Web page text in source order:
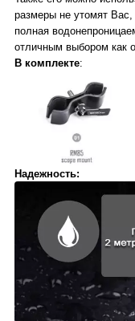
размеры не утомят
полная
отличным выбором как
В комплекте:
Надежность: